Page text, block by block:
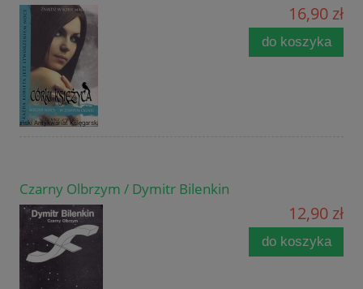
16,90 zł
do koszyka
Czarny Olbrzym / Dymitr Bilenkin
12,90 zł
do koszyka